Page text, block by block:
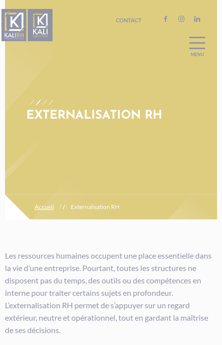
CONTACT
A PROPOS
NOS FORMATIONS
EXTERNALISATION RH
Accueil // Externalisation RH
Les ressources humaines occupent une place essentielle dans
la vie d’une entreprise. Pourtant, toutes les structures ne
disposent pas du temps, des outils ou des compétences en
interne pour traiter certains sujets en profondeur.
L’externalisation RH permet de s’appuyer sur un regard
extérieur, neutre et opérationnel, tout en gardant la maîtrise
de ses décisions.